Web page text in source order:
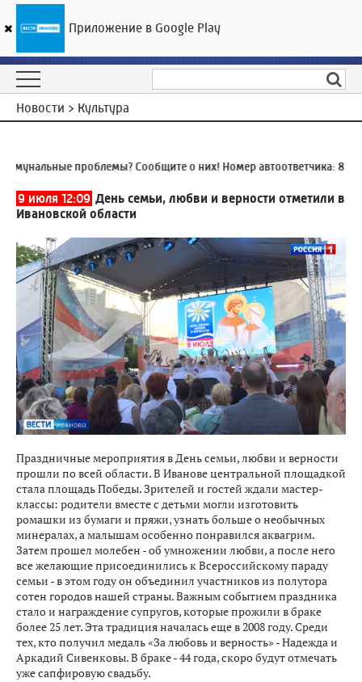
ГТРК «Ивтелерадио»
Новости > Культура
проблемы? Сообщите о них! Номер автоответчика:8
9 июля 12:09 День семьи, любви и верности отметили в
Ивановской области
Праздничные мероприятия в День семьи, любви и верности
прошли по всей области. В Иванове центральной площадкой
стала площадь Победы. Зрителей и гостей ждали мастер-
классы: родители вместе с детьми могли изготовить
ромашки из бумаги и пряжи, узнать больше о необычных
минералах, а малышам особенно понравился аквагрим.
Затем прошел молебен - об умножении любви, а после него
все желающие присоединились к Всероссийскому параду
семьи - в этом году он объединил участников из полутора
сотен городов нашей страны. Важным событием праздника
стало и награждение супругов, которые прожили в браке
более 25 лет. Эта традиция началась еще в 2008 году. Среди
тех, кто получил медаль «За любовь и верность» - Надежда и
Аркадий Сивенковы. В браке - 44 года, скоро будут отмечать
уже сапфировую свадьбу.
Приложение в Google Play